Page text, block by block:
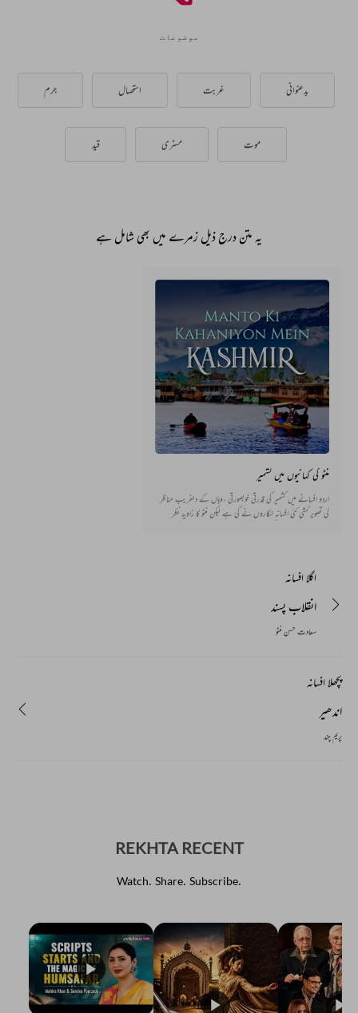
موضوعات
بدعنوانی غربت استحصال جرم
موت مسٹری قید
یہ متن درج ذیل زمرے میں بھی شامل ہے
منٹو کی کہانیوں میں کشمیر
اردو افسانے میں کشمیر کی قدرتی خوبصورتی ،وہاں کے دلفریب مناظر
کی تصویر کشی کئی افسانہ نگاروں نے کی ہے لیکن منٹو کا زاویۂ نظر
رویے کو سامنے لاتی ہیں۔
اگلا افسانہ
انقلاب پسند
سعادت حسن منٹو
پچھلا افسانہ
اندھیر
پریم چند
REKHTA RECENT
Watch. Share. Subscribe.